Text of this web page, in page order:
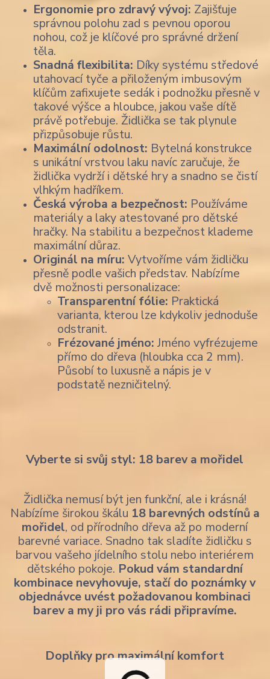
Ergonomie pro zdravý vývoj: Zajišťuje
správnou polohu zad s pevnou oporou
nohou, což je klíčové pro správné držení
těla.
Snadná flexibilita: Díky systému středové
utahovací tyče a přiloženým imbusovým
klíčům zafixujete sedák i podnožku přesně v
takové výšce a hloubce, jakou vaše dítě
právě potřebuje. Židlička se tak plynule
přizpůsobuje růstu.
Maximální odolnost: Bytelná konstrukce
s unikátní vrstvou laku navíc zaručuje, že
židlička vydrží i dětské hry a snadno se čistí
vlhkým hadříkem.
Česká výroba a bezpečnost: Používáme
materiály a laky atestované pro dětské
hračky. Na stabilitu a bezpečnost klademe
maximální důraz.
Originál na míru: Vytvoříme vám židličku
přesně podle vašich představ. Nabízíme
dvě možnosti personalizace:
Transparentní fólie: Praktická
varianta, kterou lze kdykoliv jednoduše
odstranit.
Frézované jméno:Jméno vyfrézujeme
přímo do dřeva (hloubka cca 2 mm).
Působí to luxusně a nápis je v
podstatě nezničitelný.
Vyberte si svůj styl: 18 barev a mořidel
Židlička nemusí být jen funkční, ale i krásná!
Nabízíme širokou škálu 18 barevných odstínů a
mořidel, od přírodního dřeva až po moderní
barevné variace. Snadno tak sladíte židličku s
barvou vašeho jídelního stolu nebo interiérem
dětského pokoje. Pokud vám standardní
kombinace nevyhovuje, stačí do poznámky v
objednávce uvést požadovanou kombinaci
barev a my ji pro vás rádi připravíme.
Doplňky pro maximální komfort